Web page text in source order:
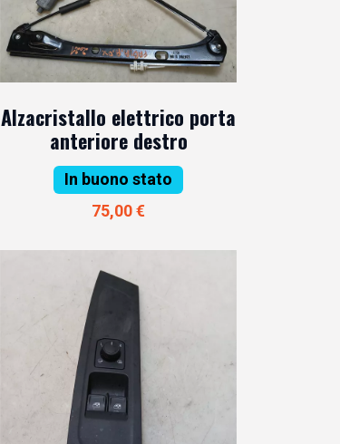
Alzacristallo elettrico porta
anteriore destro
In buono stato
75,00 €